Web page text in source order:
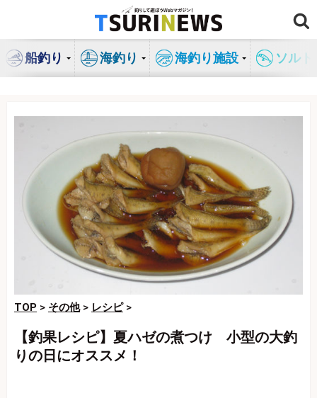
ン
船釣り 海釣り 海釣り施設 ソル
TOP > その他> レシピ>
【釣果レシピ】夏ハゼの煮つけ 小型の大釣
りの日にオススメ！